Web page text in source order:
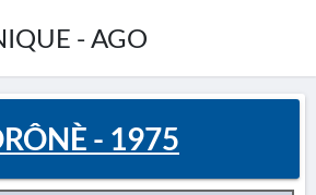
- AGO
- 1975